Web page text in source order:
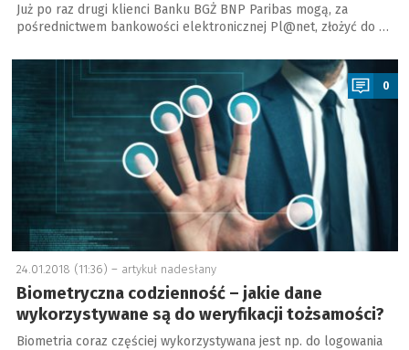
Już po raz drugi klienci Banku BGŻ BNP Paribas mogą, za
pośrednictwem bankowości elektronicznej Pl@net, złożyć do …
a
0
24.01.2018 (11:36) – artykuł nadesłany
Biometryczna codzienność – jakie dane
wykorzystywane są do weryfikacji tożsamości?
Biometria coraz częściej wykorzystywana jest np. do logowania